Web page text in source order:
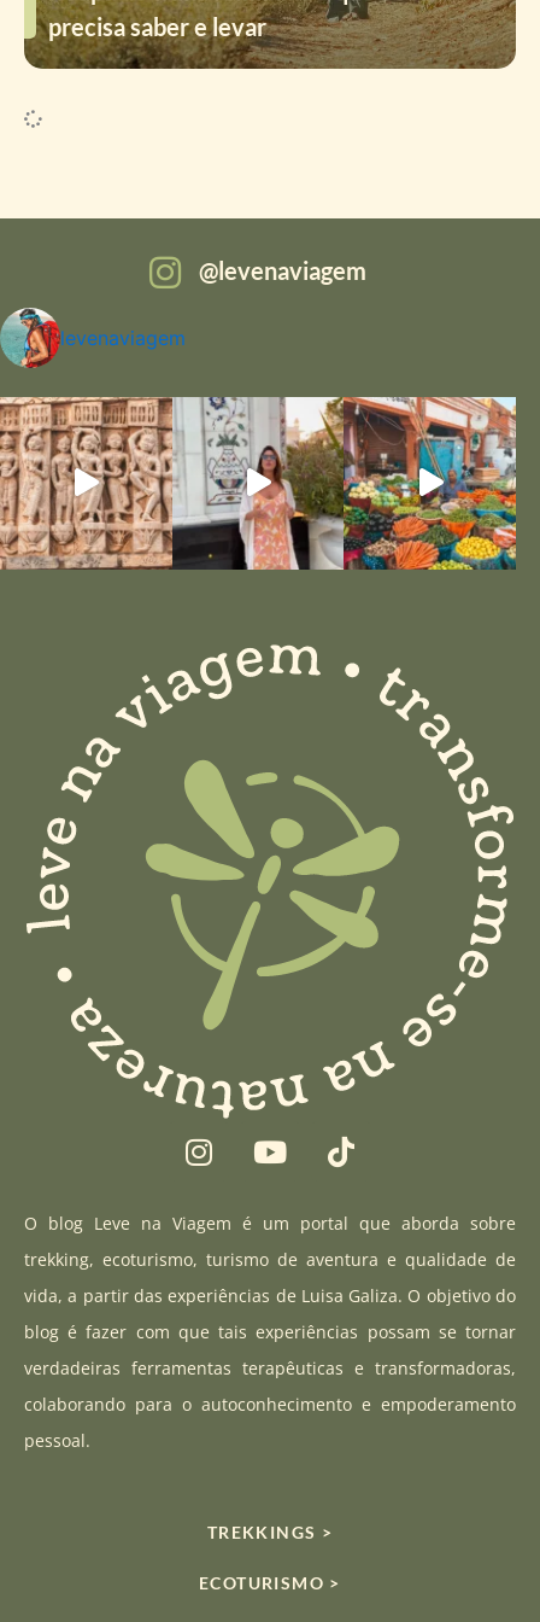
precisa saber e levar
levenaviagem
levenaviagem
I
n
t
a
g
a
m
Y
o
t
u
b
T
i
t
o
k
O blog Leve na Viagem é um portal que aborda sobre
trekking, ecoturismo, turismo de aventura e qualidade de
vida, a partir das experiências de Luisa Galiza. O objetivo do
blog é fazer com que tais experiências possam se tornar
verdadeiras ferramentas terapêuticas e transformadoras,
colaborando para o autoconhecimento e empoderamento
pessoal.
TREKKINGS >
ECOTURISMO >